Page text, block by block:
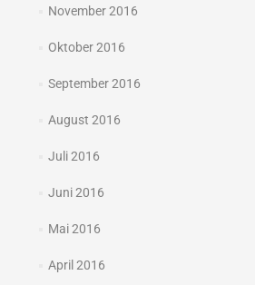
November 2016
Oktober 2016
September 2016
August 2016
Juli 2016
Juni 2016
Mai 2016
April 2016